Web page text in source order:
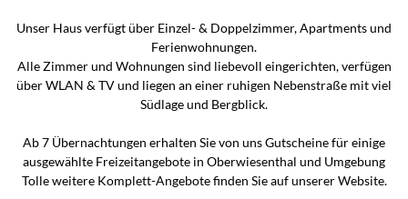
Unser Haus verfügt über Einzel- & Doppelzimmer, Apartments und
Ferienwohnungen.
Alle Zimmer und Wohnungen sind liebevoll eingerichten, verfügen
über WLAN & TV und liegen an einer ruhigen Nebenstraße mit viel
Südlage und Bergblick.
Ab 7 Übernachtungen erhalten Sie von uns Gutscheine für einige
ausgewählte Freizeitangebote in Oberwiesenthal und Umgebung
Tolle weitere Komplett-Angebote finden Sie auf unserer Website.